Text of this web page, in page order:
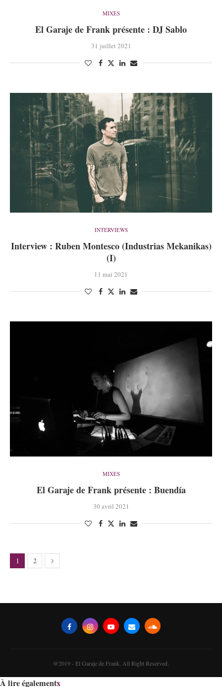
MIXES
El Garaje de Frank présente : DJ Sablo
31 juillet 2021
INTERVIEWS
Interview : Ruben Montesco (Industrias Mekanikas)
(I)
11 mai 2021
MIXES
El Garaje de Frank présente : Buendía
30 avril 2021
1 2
@2019 - El Garaje de Frank. All Right Reserved.
À lire égalementx